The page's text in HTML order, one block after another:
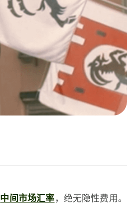
中间市场汇率，绝无隐性费用。